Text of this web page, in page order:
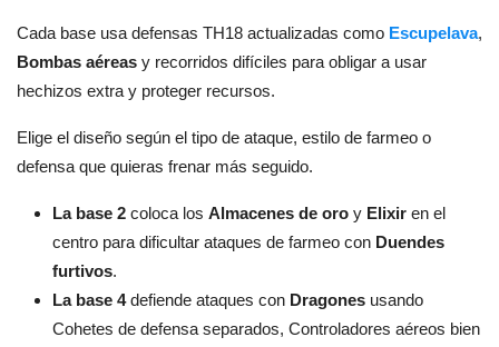
Cada base usa defensas TH18 actualizadas como Escupelava,
Bombas aéreas y recorridos difíciles para obligar a usar
hechizos extra y proteger recursos.
Elige el diseño según el tipo de ataque, estilo de farmeo o
defensa que quieras frenar más seguido.
La base 2 coloca los Almacenes de oro y Elixir en el
centro para dificultar ataques de farmeo con Duendes
furtivos.
La base 4defiende ataques con Dragones usando
Cohetes de defensa separados, Controladores aéreos bien